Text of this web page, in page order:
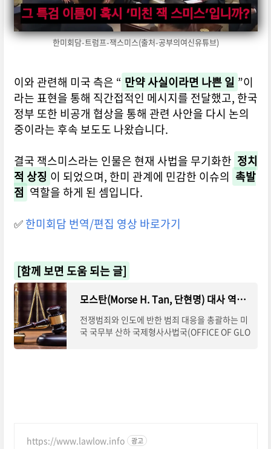
한미회담-트럼프-잭스미스(출처-공부의여신유튜브)
이와 관련해 미국 측은 “ 만약 사실이라면 나쁜 일 ”이
라는 표현을 통해 직간접적인 메시지를 전달했고, 한국
정부 또한 비공개 협상을 통해 관련 사안을 다시 논의
중이라는 후속 보도도 나왔습니다.
결국 잭스미스라는 인물은 현재 사법을 무기화한 정치
적 상징 이 되었으며, 한미 관계에 민감한 이슈의 촉발
점 역할을 하게 된 셈입니다.
✅한미회담 번역/편집 영상 바로가기
[함께 보면 도움 되는 글]
모스탄(Morse H. Tan, 단현명) 대사 역임 미국무부 국제형사사법국은?
전쟁범죄와 인도에 반한 범죄 대응을 총괄하는 미
국 국무부 산하 국제형사사법국(OFFICE OF GLO
https://www.lawlow.info 광고